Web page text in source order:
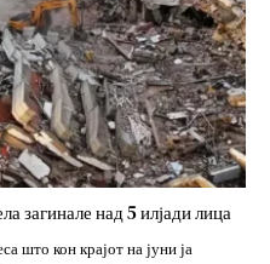
загинале над 5 илјади лица
што кон крајот на јуни ја